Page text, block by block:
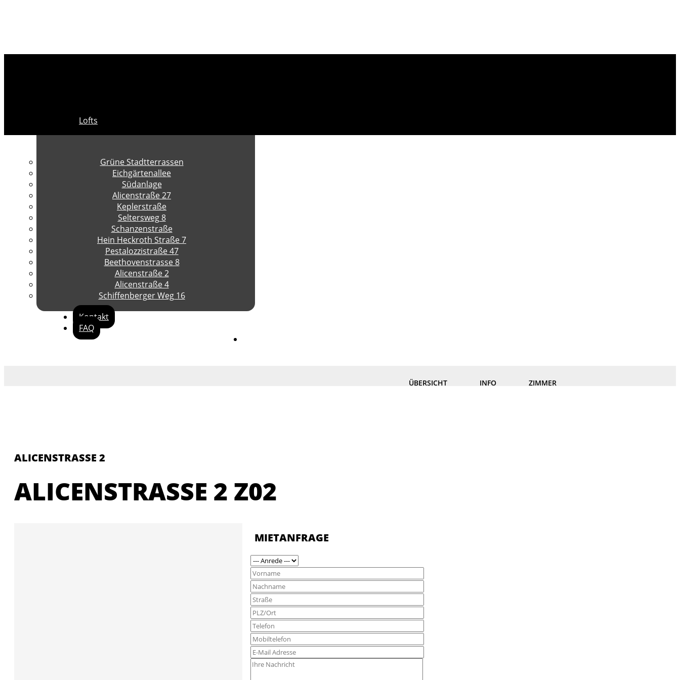
Lofts
Grüne Stadtterrassen
Eichgärtenallee
Südanlage
Alicenstraße 27
Keplerstraße
Seltersweg 8
Schanzenstraße
Hein Heckroth Straße 7
Pestalozzistraße 47
Beethovenstrasse 8
Alicenstraße 2
Alicenstraße 4
Schiffenberger Weg 16
Kontakt
FAQ
ÜBERSICHT INFO ZIMMER
ALICENSTRASSE 2
ALICENSTRASSE 2 Z02
MIETANFRAGE